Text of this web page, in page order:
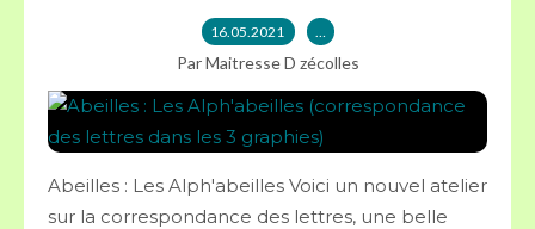
16.05.2021 …
Par Maitresse D zécolles
Abeilles : Les Alph'abeilles Voici un nouvel atelier
sur la correspondance des lettres, une belle